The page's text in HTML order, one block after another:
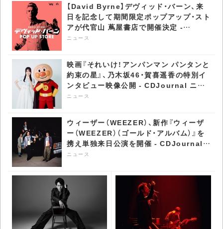
ス
【David Byrne】デヴィッド・バーン、来
日を記念して期間限定ポップアップ・スト
アが代官山 蔦屋書店で開催決定 -
CDJournal ニュース
ニュース
映画『それいけ！アンパンマン パンタンと
約束の星』、乃木坂46・賀喜遥香の特別イ
ンタビュー映像公開 - CDJournal ニュ
ース
ニュース
ウィーザー（WEEZER）、新作『ウィーザ
ー（WEEZER）（ゴールド・アルバム）』を
携え単独来日公演を開催 - CDJournal
ニュース
ニュース